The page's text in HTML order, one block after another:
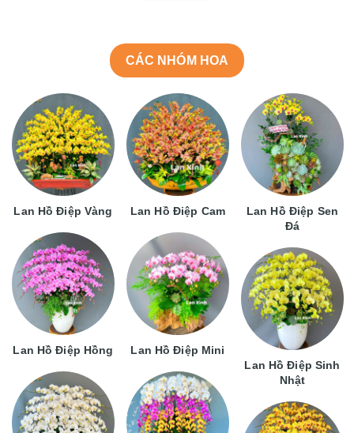
CÁC NHÓM HOA
Lan Hồ Điệp Vàng
Lan Hồ Điệp Hồng
Lan Hồ Điệp Cam
Lan Hồ Điệp Mini
Lan Hồ Điệp Sen
Đá
Lan Hồ Điệp Sinh
Nhật